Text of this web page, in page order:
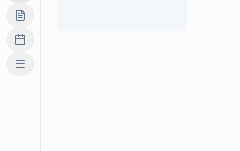
Indkøbslisten
Madplan
Mere